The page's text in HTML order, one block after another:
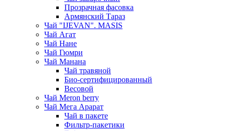
Прозрачная фасовка
Армянский Тараз
Чай "IJEVAN". MASIS
Чай Агат
Чай Нане
Чай Гюмри
Чай Манана
Чай травяной
Био-сертифицированный
Весовой
Чай Meron berry
Чай Мега Арарат
Чай в пакете
Фильтр-пакетики